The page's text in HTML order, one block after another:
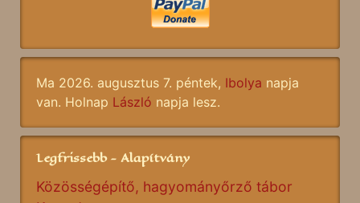
Ma 2026. augusztus 7. péntek, Ibolya napja
van. Holnap László napja lesz.
Legfrissebb - Alapítvány
Közösségépítő, hagyományőrző tábor